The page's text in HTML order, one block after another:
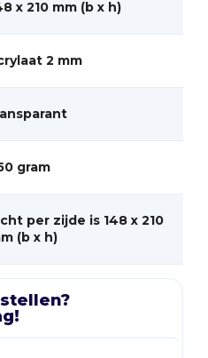
verdient.
148 x 210 mm (b x h)
2 mm
gram
per zijde is 148 x 210
(b x h)